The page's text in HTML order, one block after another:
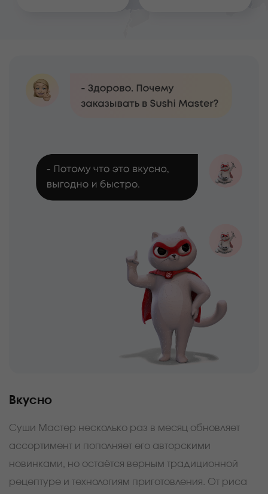
Вкусно
Суши Мастер несколько раз в месяц обновляет
ассортимент и пополняет его авторскими
новинками, но остаётся верным традиционной
рецептуре и технологиям приготовления. От риса